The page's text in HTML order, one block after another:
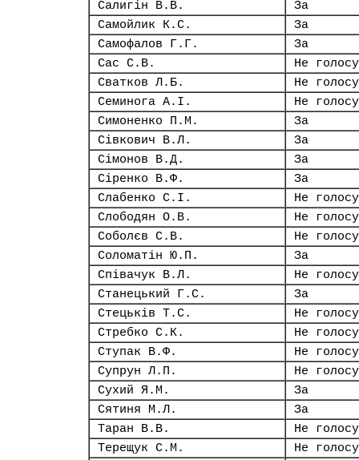
Салигін В.В.
За
Самойлик К.С.
За
Самофалов Г.Г.
За
Сас С.В.
Не
Сватков Л.Б.
Не
Семинога А.І.
Не
Симоненко П.М.
За
Сівкович В.Л.
За
Сімонов В.Д.
За
Сіренко В.Ф.
За
Слабенко С.І.
Не
Слободян О.В.
Не
Соболєв С.В.
Не
Соломатін Ю.П.
За
Співачук В.Л.
Не
Станецький Г.С.
За
Стецьків Т.С.
Не
Стребко С.К.
Не
Ступак В.Ф.
Не
Супрун Л.П.
Не
Сухий Я.М.
За
Сятиня М.Л.
За
Таран В.В.
Не
Терещук С.М.
Не